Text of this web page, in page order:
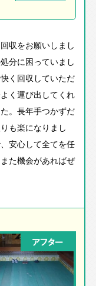
収をお願いしまし
分に困っていまし
く回収していただ
く運び出してくれ
。長年手つかずだ
も楽になりまし
安心して全てを任
た機会があればぜ
アフター